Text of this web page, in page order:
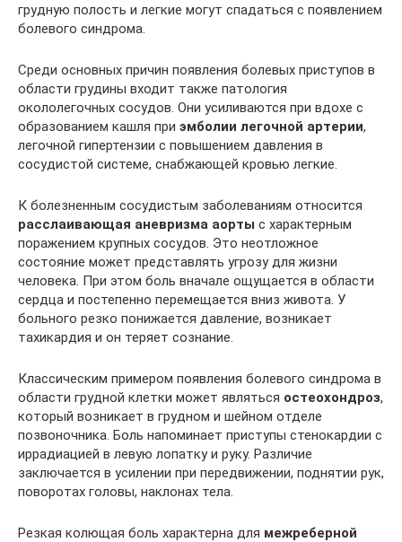
грудную полость и легкие могут спадаться с появлением
болевого синдрома.
Среди основных причин появления болевых приступов в
области грудины входит также патология
окололегочных сосудов. Они усиливаются при вдохе с
образованием кашля при эмболии легочной артерии,
легочной гипертензии с повышением давления в
сосудистой системе, снабжающей кровью легкие.
К болезненным сосудистым заболеваниям относится
расслаивающая аневризма аорты с характерным
поражением крупных сосудов. Это неотложное
состояние может представлять угрозу для жизни
человека. При этом боль вначале ощущается в области
сердца и постепенно перемещается вниз живота. У
больного резко понижается давление, возникает
тахикардия и он теряет сознание.
Классическим примером появления болевого синдрома в
области грудной клетки может являться остеохондроз,
который возникает в грудном и шейном отделе
позвоночника. Боль напоминает приступы стенокардии с
иррадиацией в левую лопатку и руку. Различие
заключается в усилении при передвижении, поднятии рук,
поворотах головы, наклонах тела.
Резкая колющая боль характерна для межреберной